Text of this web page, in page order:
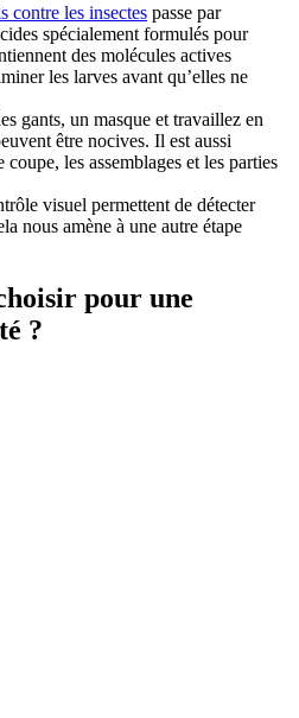
contre les insectes passe par
spécialement formulés pour
des molécules actives
les larves avant qu’elles ne
gants, un masque et travaillez en
être nocives. Il est aussi
les assemblages et les parties
visuel permettent de détecter
nous amène à une autre étape
pour une
?